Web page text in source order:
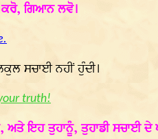
ਗਿਆਨ ਲਵੋ।
ਸਚਾਈ ਨਹੀਂ ਹੁੰਦੀ।
truth!
ਇਹ ਤੁਹਾਨੂੰ, ਤੁਹਾਡੀ ਸਚਾਈ ਦੇ